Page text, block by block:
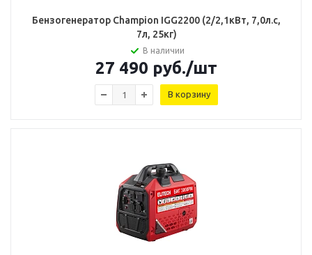
Бензогенератор Champion IGG2200 (2/2,1кВт, 7,0л.с,
7л, 25кг)
В наличии
27 490 руб./шт
В корзину